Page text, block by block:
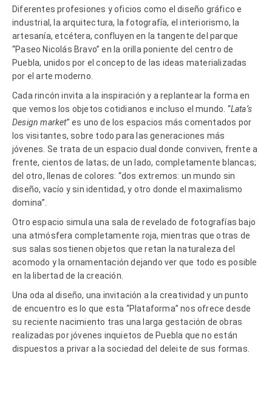
Diferentes profesiones y oficios como el diseño gráfico e
industrial, la arquitectura, la fotografía, el interiorismo, la
artesanía, etcétera, confluyen en la tangente del parque
“Paseo Nicolás Bravo” en la orilla poniente del centro de
Puebla, unidos por el concepto de las ideas materializadas
por el arte moderno.
Cada rincón invita a la inspiración y a replantear la forma en
que vemos los objetos cotidianos e incluso el mundo. “Lata’s
Design market” es uno de los espacios más comentados por
los visitantes, sobre todo para las generaciones más
jóvenes. Se trata de un espacio dual donde conviven, frente a
frente, cientos de latas; de un lado, completamente blancas;
del otro, llenas de colores: “dos extremos: un mundo sin
diseño, vacío y sin identidad, y otro donde el maximalismo
domina”.
Otro espacio simula una sala de revelado de fotografías bajo
una atmósfera completamente roja, mientras que otras de
sus salas sostienen objetos que retan la naturaleza del
acomodo y la ornamentación dejando ver que todo es posible
en la libertad de la creación.
Una oda al diseño, una invitación a la creatividad y un punto
de encuentro es lo que esta “Plataforma” nos ofrece desde
su reciente nacimiento tras una larga gestación de obras
realizadas por jóvenes inquietos de Puebla que no están
dispuestos a privar a la sociedad del deleite de sus formas.